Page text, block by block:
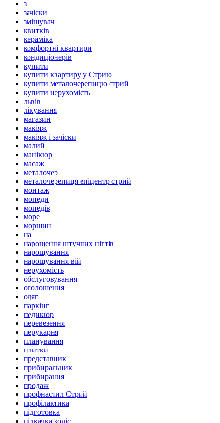
з
зачіски
змішувачі
квитків
кераміка
комфортні квартири
кондиціонерів
купити
купити квартиру у Стрию
купити металочерепицю стрий
купити нерухомість
львів
лікування
магазин
макіяж
макіяж і зачіски
малий
манікюр
масаж
металочер
металочерепиця епіцентр стрий
монтаж
мопеди
мопедів
море
моршин
на
нарощення штучних нігтів
нарощування
нарощування вій
нерухомість
обслуговування
оголошення
одяг
паркінг
педикюр
перевезення
перукарня
планування
плитки
представник
прибиральник
прибирання
продаж
профнастил Стрий
профілактика
підготовка
підкачка коліс